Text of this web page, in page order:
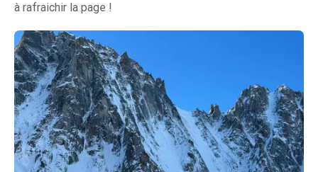
à rafraichir la page !